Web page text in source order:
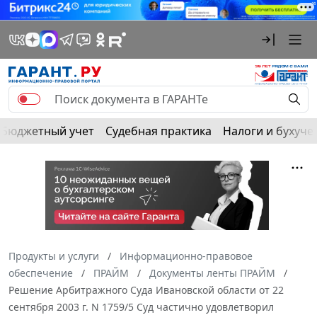
Бюджетный учет Судебная практика Налоги и
Продукты и услуги
Информационно-правовое
обеспечение
ПРАЙМ
Документы ленты ПРАЙМ
Решение Арбитражного Суда Ивановской области от 22
сентября 2003 г. N 1759/5 Суд частично удовлетворил